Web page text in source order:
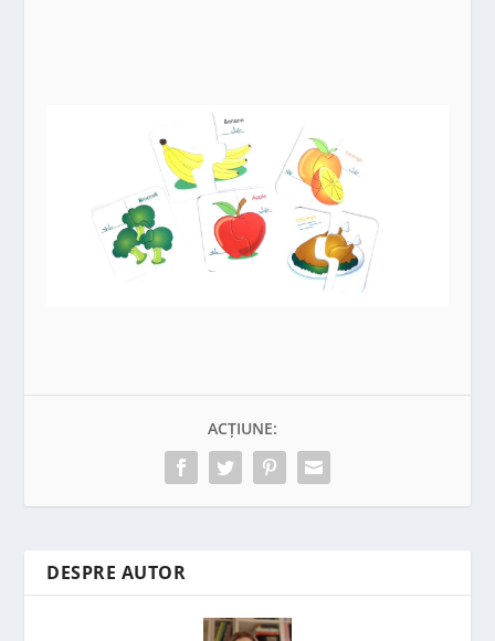
ACȚIUNE:
DESPRE AUTOR